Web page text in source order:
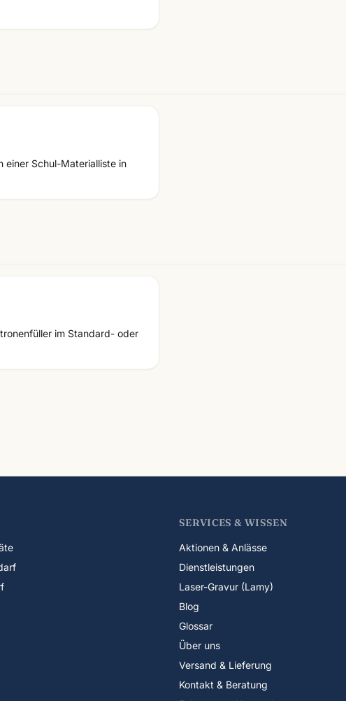
einer Schul-Materialliste in
im Standard- oder
SERVICES & WISSEN
Aktionen & Anlässe
Dienstleistungen
Laser-Gravur (Lamy)
Blog
Glossar
Über uns
Versand & Lieferung
Kontakt & Beratung